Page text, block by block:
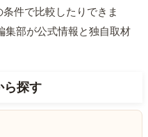
件で比較したりできま
集部が公式情報と独自取材
ら探す